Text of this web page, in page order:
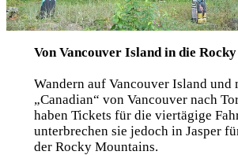
Von Vancouver Island in die
Wandern auf Vancouver Island und
„Canadian“ von Vancouver nach
haben Tickets für die viertägige
unterbrechen sie jedoch in Jasper
der Rocky Mountains.